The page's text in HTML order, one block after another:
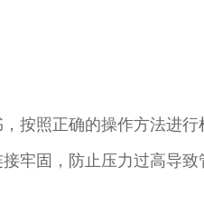
按照正确的操作方法进
牢固，防止压力过高导